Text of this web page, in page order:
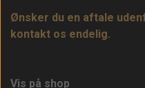
Ønsker du en aftale
kontakt os endelig.
Vis på shop